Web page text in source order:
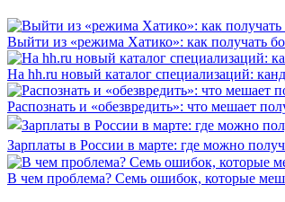
Выйти из «режима Хатико»: как получать
На hh.ru новый каталог специализаций:
Распознать и «обезвредить»: что мешает
Зарплаты в России в марте: где можно
В чем проблема? Семь ошибок, которые